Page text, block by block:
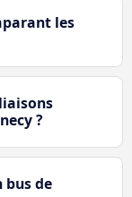
les
?
bus de